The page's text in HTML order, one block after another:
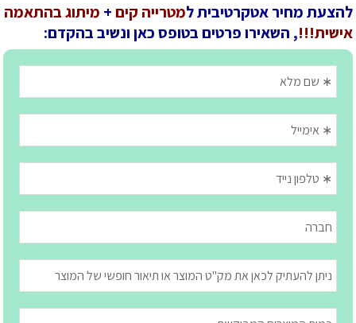
להצעת מחיר אטקרטיבית למטרייה קים+ מיתוג בהתאמה
אישית!!!, השאירו פרטים בטופס כאן ונשיב בהקדם: